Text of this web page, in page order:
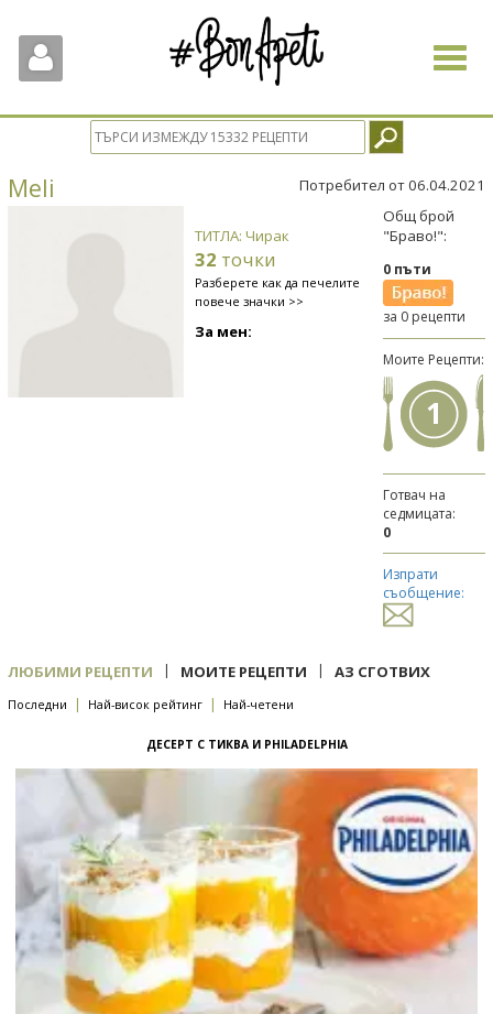
Toggle
Meli Потребител от 06.04.2021
ТИТЛА: Чирак
32 точки
Разберете как да печелите
повече значки >>
За мен:
Общ брой
"Браво!":
0 пъти
за 0 рецепти
Моите Рецепти:
1
Готвач на
седмицата:
0
Изпрати
съобщение:
ЛЮБИМИ РЕЦЕПТИ | МОИТЕ РЕЦЕПТИ | АЗ СГОТВИХ
Последни | Най-висок рейтинг | Най-четени
ДЕСЕРТ С ТИКВА И PHILADELPHIA